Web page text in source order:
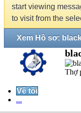
start viewing
to visit from the
Xem Hồ sơ:
Thợ
Về tôi
...